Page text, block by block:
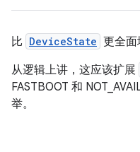
比 DeviceState 更全面
从逻辑上讲，这应该扩展
FASTBOOT 和
举。